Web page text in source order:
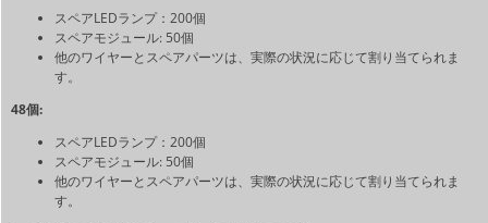
スペアLEDランプ：200個
スペアモジュール: 50個
他のワイヤーとスペアパーツは、実際の状況に応じて割り当てられま
す。
48個:
スペアLEDランプ：200個
スペアモジュール: 50個
他のワイヤーとスペアパーツは、実際の状況に応じて割り当てられま
す。